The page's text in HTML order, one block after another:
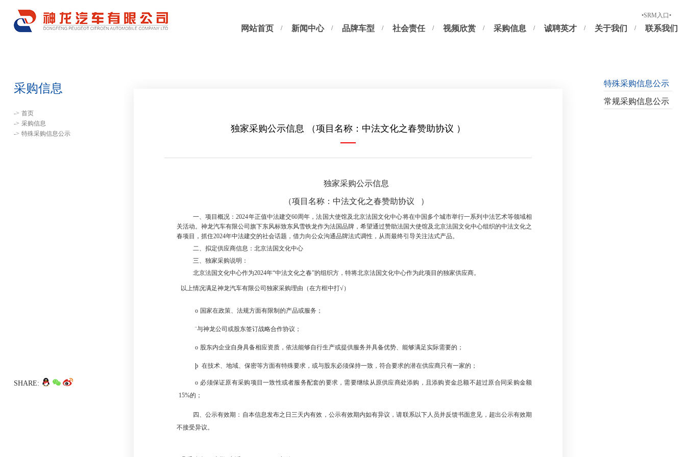
正式供应商及潜在供应商登录
•SRM入口•
网站首页 新闻中心 品牌车型 社会责任 视频欣赏 采购信息 诚聘英才 关于我们 联系我们
采购信息
-> 首页
-> 采购信息
-> 特殊采购信息公示
SHARE:
独家采购公示信息 （项目名称：中法文化之春赞助协议 ）
独家采购公示信息
（项目名称：中法文化之春赞助协议 ）
一、项目概况：2024年正值中法建交60周年，法国大使馆及北京法国文化中心将在中国多个城市举行一系列中法艺术等领域相
关活动。神龙汽车有限公司旗下东风标致东风雪铁龙作为法国品牌，希望通过赞助法国大使馆及北京法国文化中心组织的中法文化之
春项目，抓住2024年中法建交的社会话题，借力向公众沟通品牌法式调性，从而最终引导关注法式产品。
二、 拟定供应商信息：北京法国文化中心
三、 独家采购说明：
北京法国文化中心作为2024年“中法文化之春”的组织方，特将北京法国文化中心作为此项目的独家供应商。
以上情况满足神龙汽车有限公司独家采购理由（在方框中打√）
o 国家在政策、法规方面有限制的产品或服务；
¨与神龙公司或股东签订战略合作协议；
o 股东内企业自身具备相应资质，依法能够自行生产或提供服务并具备优势、能够满足实际需要的；
þ 在技术、地域、保密等方面有特殊要求，或与股东必须保持一致，符合要求的潜在供应商只有一家的；
o 必须保证原有采购项目一致性或者服务配套的要求，需要继续从原供应商处添购，且添购资金总额不超过原合同采购金额
15%的；
四、公示有效期：自本信息发布之日三天内有效，公示有效期内如有异议，请联系以下人员并反馈书面意见，超出公示有效期
不接受异议。
特殊采购信息公示
常规采购信息公示